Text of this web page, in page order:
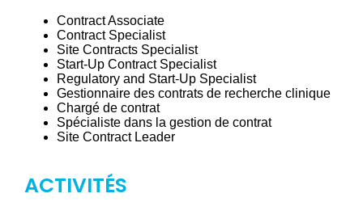
Contract Associate
Contract Specialist
Site Contracts Specialist
Start-Up Contract Specialist
Regulatory and Start-Up Specialist
Gestionnaire des contrats de recherche clinique
Chargé de contrat
Spécialiste dans la gestion de contrat
Site Contract Leader
ACTIVITÉS